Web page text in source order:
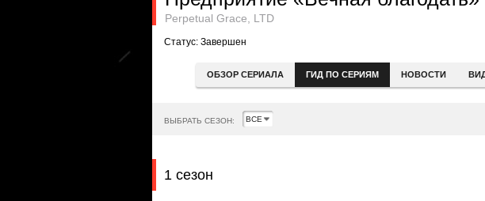
Perpetual Grace, LTD
Статус: Завершен
ОБЗОР СЕРИАЛА ГИД ПО СЕРИЯМ НОВОСТИ
ВЫБРАТЬ СЕЗОН:
1 сезон